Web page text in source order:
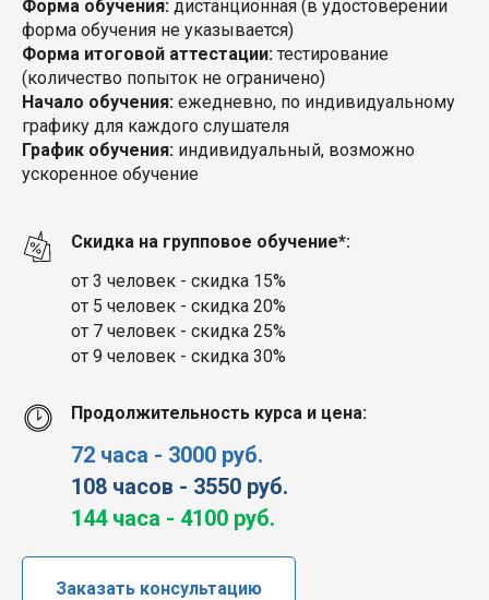
Форма обучения: дистанционная (в удостоверении
форма обучения не указывается)
Форма итоговой аттестации: тестирование
(количество попыток не ограничено)
Начало обучения: ежедневно, по индивидуальному
графику для каждого слушателя
График обучения: индивидуальный, возможно
ускоренное обучение
Скидка на групповое обучение*:
от 3 человек - скидка 15%
от 5 человек - скидка 20%
от 7 человек - скидка 25%
от 9 человек - скидка 30%
Продолжительность курса и цена:
72 часа - 3000 руб.
108 часов - 3550 руб.
144 часа - 4100 руб.
Заказать консультацию